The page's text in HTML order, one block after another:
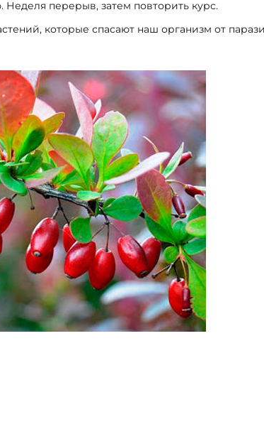
Неделя перерыв, затем повторить курс.
которые спасают наш организм от